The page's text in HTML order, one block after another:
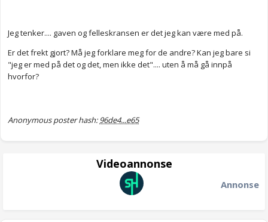
Jeg tenker.... gaven og felleskransen er det jeg kan være med på.
Er det frekt gjort? Må jeg forklare meg for de andre? Kan jeg bare si
"jeg er med på det og det, men ikke det".... uten å må gå innpå
hvorfor?
Anonymous poster hash:96de4...e65
Videoannonse
Annonse